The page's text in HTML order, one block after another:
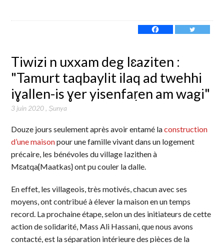
Tiwizi n uxxam deg Iɛaziten :
"Tamurt taqbaylit ilaq ad twehhi
iɣallen-is ɣer yisenfaṛen am wagi"
3 juin 2020,Ṣunya
Douze jours seulement après avoir entamé laconstruction
d’une maisonpour une famille vivant dans un logement
précaire, les bénévoles du village Iazithen à
Mɛatqa{Maatkas} ont pu couler la dalle.
En effet, les villageois, très motivés, chacun avec ses
moyens, ont contribué à élever la maison en un temps
record. La prochaine étape, selon un des initiateurs de cette
action de solidarité, Mass Ali Hassani, que nous avons
contacté, est la séparation intérieure des pièces de la